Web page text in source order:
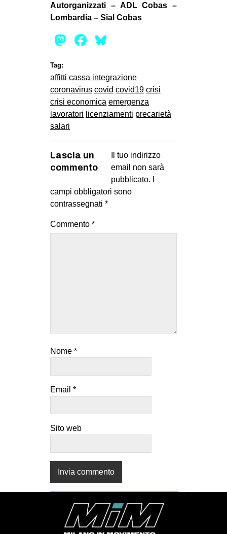
Autorganizzati – ADL Cobas –
Lombardia – Sial Cobas
Mastodon
Facebook
Tag:
affitti cassa integrazione
coronavirus covid covid19 crisi
crisi economica emergenza
lavoratori licenziamenti precarietà
salari
Lascia un
commento
Il tuo indirizzo
email non sarà
pubblicato.
campi obbligatori sono
contrassegnati *
Commento *
Nome *
Email *
Sito web